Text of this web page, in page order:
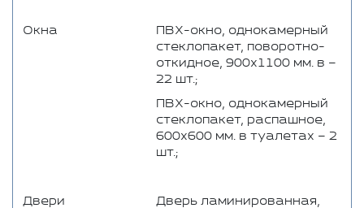
Окна
ПВХ-окно, однокамерный
стеклопакет, поворотно-
откидное, 900х1100 мм. в –
22 шт.;
ПВХ-окно, однокамерный
стеклопакет, распашное,
600х600 мм. в туалетах – 2
шт.;
Двери
Дверь ламинированная,